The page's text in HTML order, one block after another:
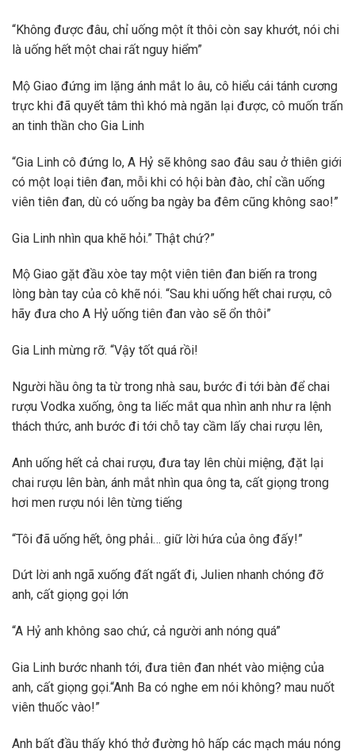
“Không được đâu, chỉ uống một ít thôi còn say khướt, nói chi
là uống hết một chai rất nguy hiểm”
Mộ Giao đứng im lặng ánh mắt lo âu, cô hiểu cái tánh cương
trực khi đã quyết tâm thì khó mà ngăn lại được, cô muốn trấn
an tinh thần cho Gia Linh
“Gia Linh cô đứng lo, A Hỷ sẽ không sao đâu sau ở thiên giới
có một loại tiên đan, mỗi khi có hội bàn đào, chỉ cần uống
viên tiên đan, dù có uống ba ngày ba đêm cũng không sao!”
Gia Linh nhìn qua khẽ hỏi.” Thật chứ?”
Mộ Giao gặt đầu xòe tay một viên tiên đan biến ra trong
lòng bàn tay của cô khẽ nói. “Sau khi uống hết chai rượu, cô
hãy đưa cho A Hỷ uống tiên đan vào sẽ ổn thôi”
Gia Linh mừng rỡ. “Vậy tốt quá rồi!
Người hầu ông ta từ trong nhà sau, bước đi tới bàn để chai
rượu Vodka xuống, ông ta liếc mắt qua nhìn anh như ra lệnh
thách thức, anh bước đi tới chỗ tay cầm lấy chai rượu lên,
Anh uống hết cả chai rượu, đưa tay lên chùi miệng, đặt lại
chai rượu lên bàn, ánh mắt nhìn qua ông ta, cất giọng trong
hơi men rượu nói lên từng tiếng
“Tôi đã uống hết, ông phải… giữ lời hứa của ông đấy!”
Dứt lời anh ngã xuống đất ngất đi, Julien nhanh chóng đỡ
anh, cất giọng gọi lớn
“A Hỷ anh không sao chứ, cả người anh nóng quá”
Gia Linh bước nhanh tới, đưa tiên đan nhét vào miệng của
anh, cất giọng gọi.“Anh Ba có nghe em nói không? mau nuốt
viên thuốc vào!”
Anh bất đầu thấy khó thở đường hô hấp các mạch máu nóng